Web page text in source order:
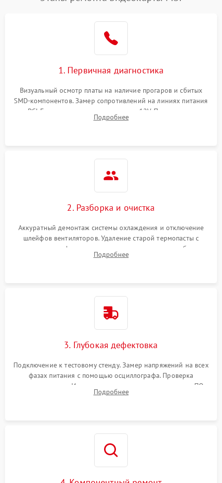
1. Первичная диагностика
Визуальный осмотр платы на наличие прогаров и сбитых
SMD-компонентов. Замер сопротивлений на линиях питания
PCI-E и дополнительных разъемах 12V. Проверка на
короткое замыкание основных дросселей питания GPU и
Подробнее
2. Разборка и очистка
Аккуратный демонтаж системы охлаждения и отключение
шлейфов вентиляторов. Удаление старой термопасты с
кристалла графического чипа и термопрокладок с банок
памяти и зоны VRM. Очистка платы от пыли и окислов.
Подробнее
3. Глубокая дефектовка
Подключение к тестовому стенду. Замер напряжений на всех
фазах питания с помощью осциллографа. Проверка
инициализации. Использование специализированного ПО
MATS
Подробнее